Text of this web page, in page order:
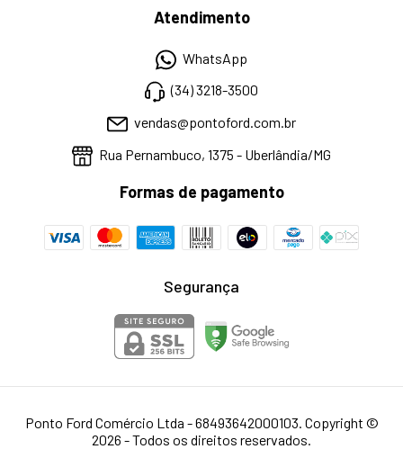
Atendimento
WhatsApp
(34) 3218-3500
vendas@pontoford.com.br
Rua Pernambuco, 1375 - Uberlândia/MG
Formas de pagamento
Segurança
Ponto Ford Comércio Ltda - 68493642000103. Copyright ©
2026 - Todos os direitos reservados.